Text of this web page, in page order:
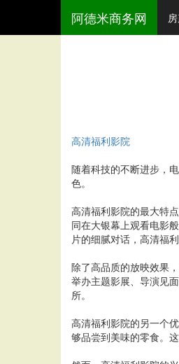
阿德米商务网
高清福利影院
随着科技的不断进步，
色。
高清福利影院的最大特
同在大银幕上观看电影
片的细腻对话，高清福
除了高品质的放映效果
举办主题影展、导演见
所。
高清福利影院的另一个
够品尝到美味的零食。